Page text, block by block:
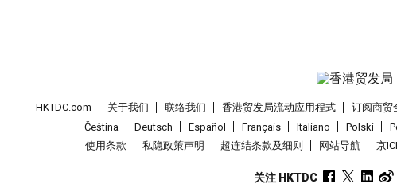
HKTDC.com 关于我们 联络我们 香港贸发局流动应用程式 订阅商贸
Čeština
Deutsch Español Français Italiano Polski
使用条款
私隐政策声明 超连结条款及细则 网站导航 京
关注 HKTDC